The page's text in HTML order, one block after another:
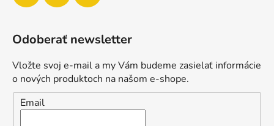
Odoberať newsletter
Vložte svoj e-mail a my Vám budeme zasielať informácie
o nových produktoch na našom e-shope.
Email